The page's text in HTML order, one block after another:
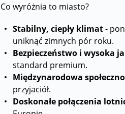
Co wyróżnia to miasto?
Stabilny, ciepły klimat-
uniknąć zimnych pór roku.
Bezpieczeństwo i wysoka
standard premium.
Międzynarodowa
przyjaciół.
Doskonałe połączenia